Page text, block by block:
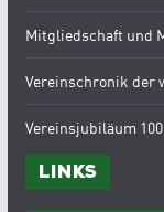
Mitgliedschaft und
Vereinschronik der
Vereinsjubiläum
Links